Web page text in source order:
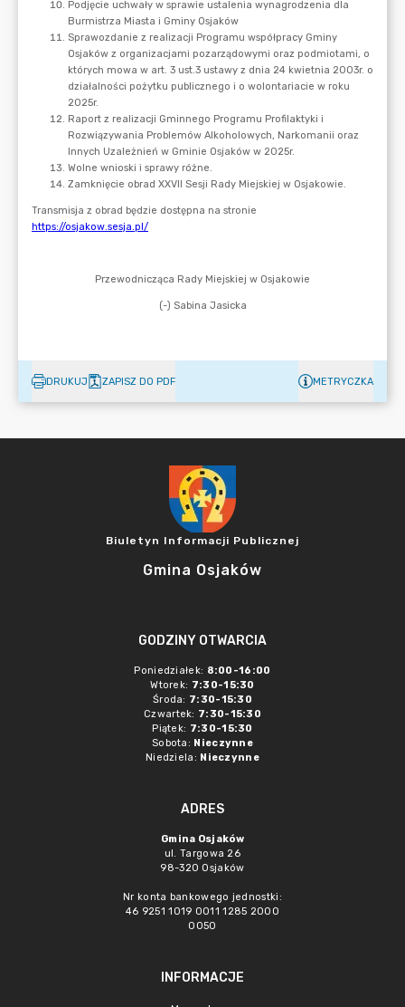
DRUKUJ ZAPISZ DO PDF METRYCZKA
Biuletyn Informacji Publicznej
Gmina Osjaków
GODZINY OTWARCIA
Poniedziałek: 8:00-16:00
Wtorek: 7:30-15:30
Środa: 7:30-15:30
Czwartek: 7:30-15:30
Piątek: 7:30-15:30
Sobota: Nieczynne
Niedziela: Nieczynne
ADRES
Gmina Osjaków
ul. Targowa 26
98-320 Osjaków
Nr konta bankowego jednostki:
46 9251 1019 0011 1285 2000
0050
INFORMACJE